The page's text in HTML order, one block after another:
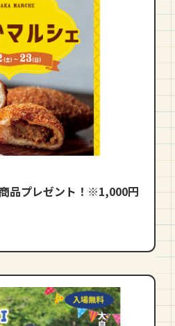
品プレゼント！※1,000円